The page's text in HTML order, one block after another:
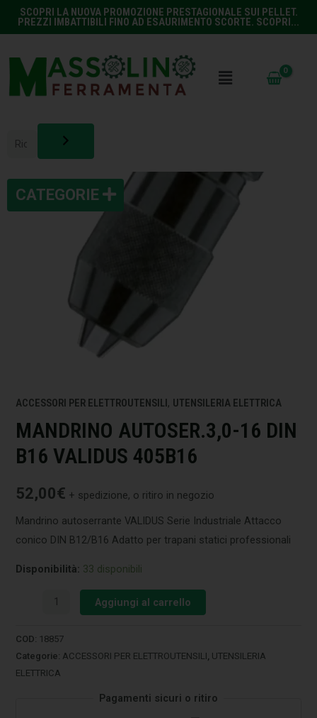
SCOPRI LA NUOVA PROMOZIONE PRESTAGIONALE SUI PELLET.
PREZZI IMBATTIBILI FINO AD ESAURIMENTO SCORTE. SCOPRI...
ACCESSORI PER ELETTROUTENSILI, UTENSILERIA ELETTRICA
MANDRINO AUTOSER.3,0-16 DIN
B16 VALIDUS 405B16
52,00€ + spedizione, o ritiro in negozio
Mandrino autoserrante VALIDUS Serie Industriale Attacco
conico DIN B12/B16 Adatto per trapani statici professionali
Disponibilità: 33 disponibili
Aggiungi al carrello
COD: 18857
Categorie: ACCESSORI PER ELETTROUTENSILI UTENSILERIA
ELETTRICA
Pagamenti sicuri o ritiro